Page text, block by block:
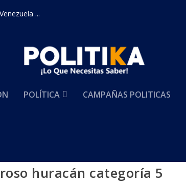
...
POLÍTICA CAMPAÑAS POLITICAS
huracán categoría 5